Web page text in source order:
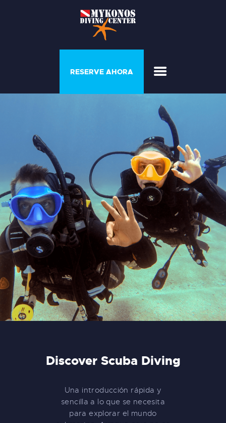
RESERVE AHORA
PROGRAMAS Y
QUIÉNES SOMOS
CONTACTE CON
NOSOTROS
Discover Scuba Diving
Una introducción rápida y
sencilla a lo que se necesita
para explorar el mundo